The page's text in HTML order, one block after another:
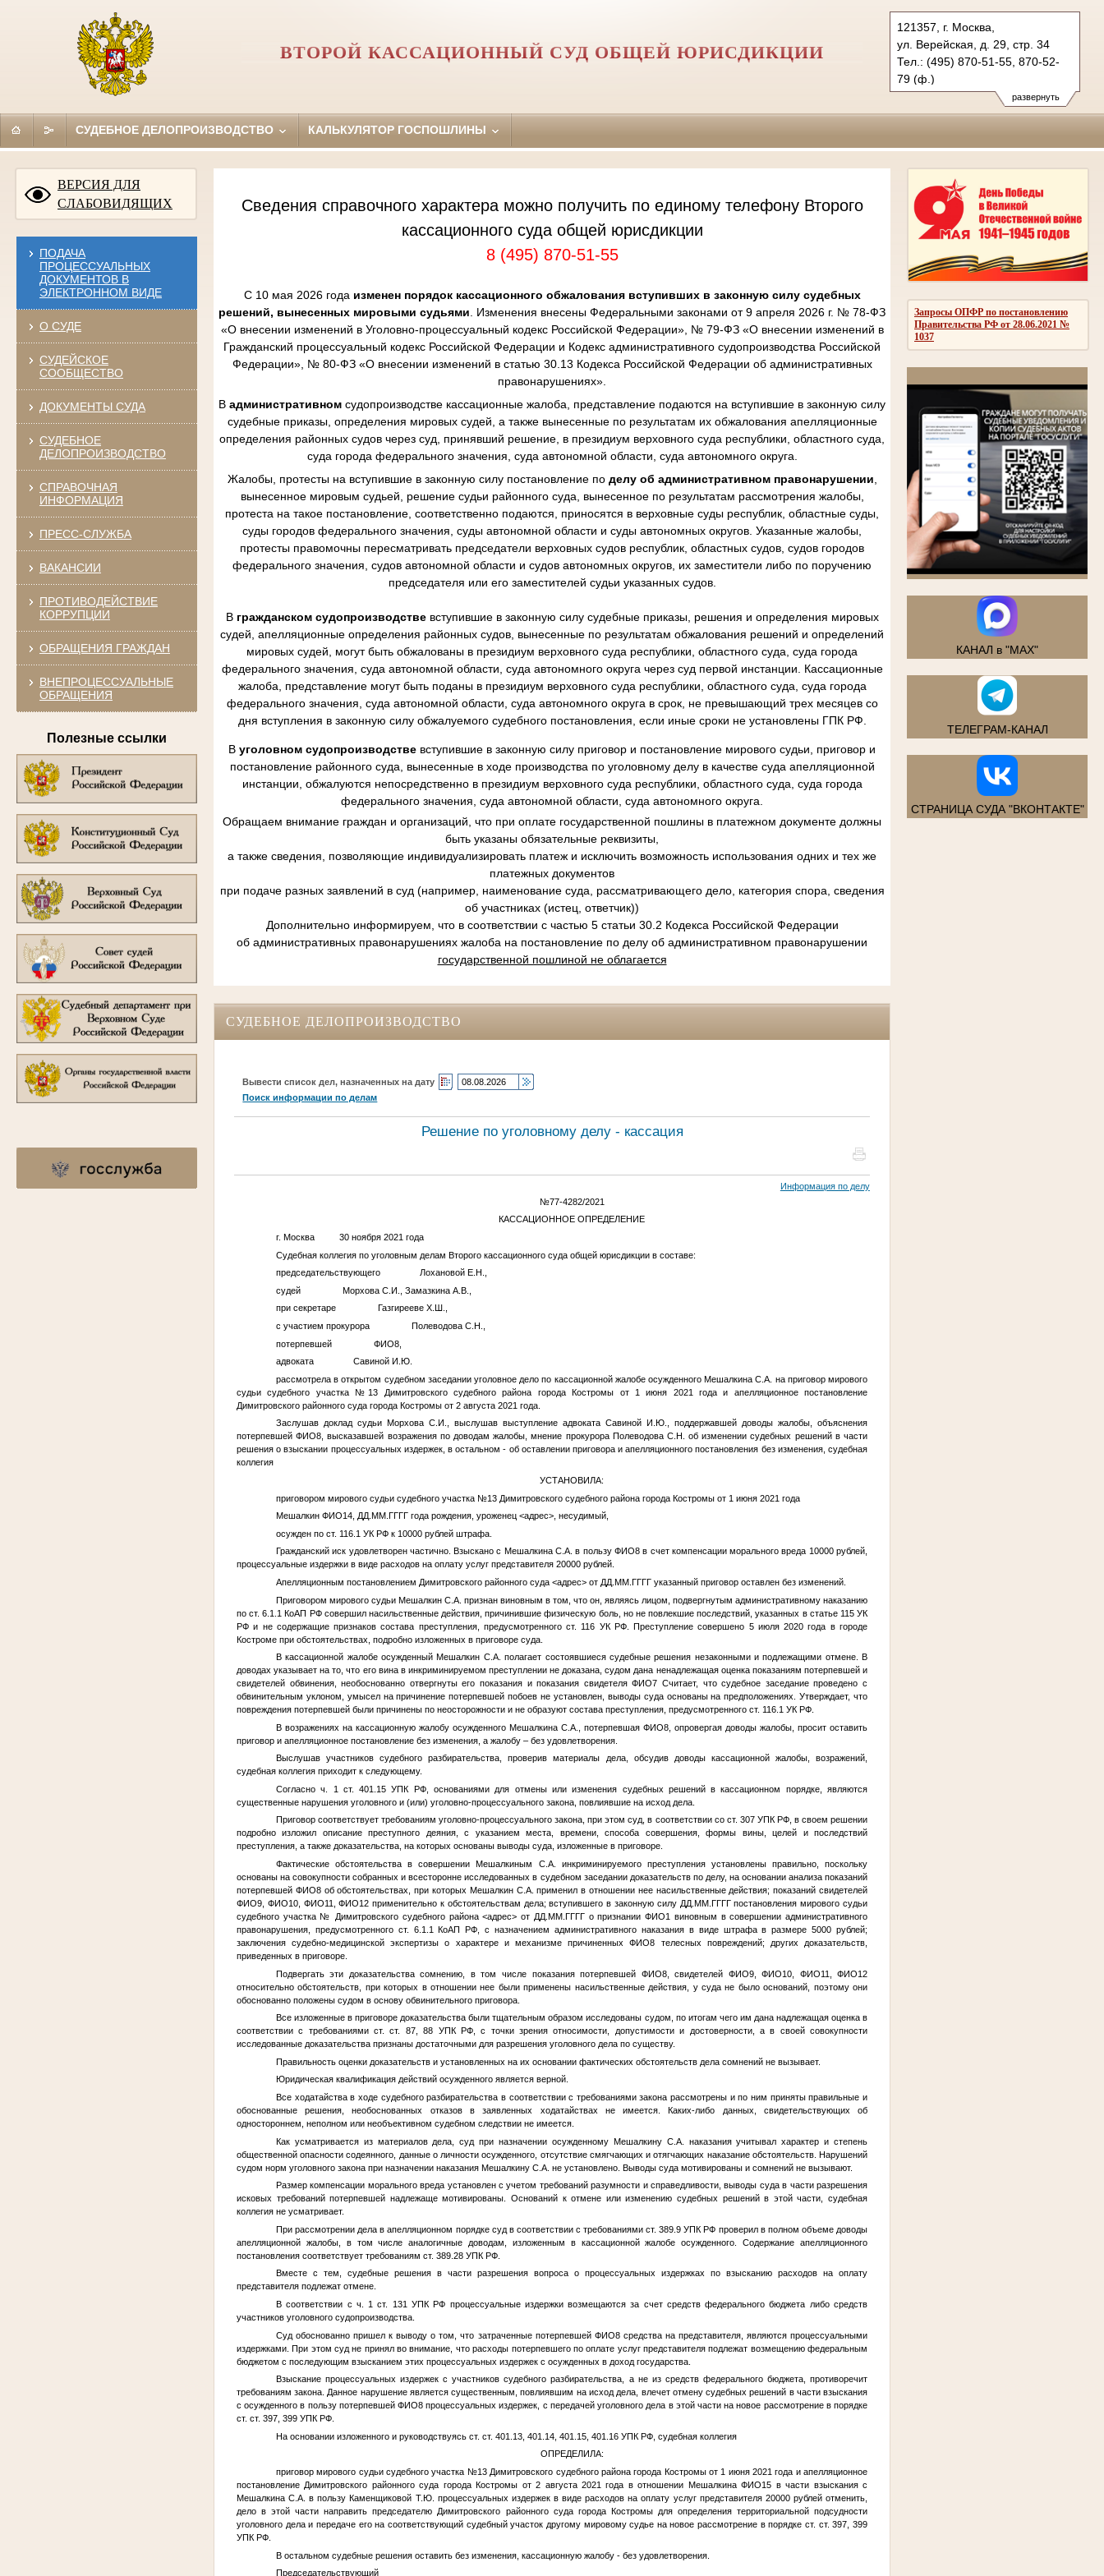
развернуть
121357, г. Москва,
ул. Верейская, д. 29, стр. 34
Тел.: (495) 870-51-55, 870-52-
79 (ф.)
2kas@sudrf.ru
ВТОРОЙ КАССАЦИОННЫЙ СУД ОБЩЕЙ ЮРИСДИКЦИИ
СУДЕБНОЕ ДЕЛОПРОИЗВОДСТВО КАЛЬКУЛЯТОР ГОСПОШЛИНЫ
ВЕРСИЯ ДЛЯ
СЛАБОВИДЯЩИХ
ПОДАЧА
ПРОЦЕССУАЛЬНЫХ
ДОКУМЕНТОВ В
ЭЛЕКТРОННОМ ВИДЕ
О СУДЕ
СУДЕЙСКОЕ
СООБЩЕСТВО
ДОКУМЕНТЫ СУДА
СУДЕБНОЕ
ДЕЛОПРОИЗВОДСТВО
СПРАВОЧНАЯ
ИНФОРМАЦИЯ
ПРЕСС-СЛУЖБА
ВАКАНСИИ
ПРОТИВОДЕЙСТВИЕ
КОРРУПЦИИ
ОБРАЩЕНИЯ ГРАЖДАН
ВНЕПРОЦЕССУАЛЬНЫЕ
ОБРАЩЕНИЯ
Полезные ссылки
Запросы ОПФР по постановлению
Правительства РФ от 28.06.2021 №
1037
КАНАЛ в "MAX"
ТЕЛЕГРАМ-КАНАЛ
СТРАНИЦА СУДА "ВКОНТАКТЕ"
Сведения справочного характера можно получить по единому телефону Второго
кассационного суда общей юрисдикции
8 (495) 870-51-55
С 10 мая 2026 года изменен порядок кассационного обжалования вступивших в законную силу судебных
решений, вынесенных мировыми судьями. Изменения внесены Федеральными законами от 9 апреля 2026 г. № 78-ФЗ
«О внесении изменений в Уголовно-процессуальный кодекс Российской Федерации», № 79-ФЗ «О внесении изменений в
Гражданский процессуальный кодекс Российской Федерации и Кодекс административного судопроизводства Российской
Федерации», № 80-ФЗ «О внесении изменений в статью 30.13 Кодекса Российской Федерации об административных
правонарушениях».
В административном судопроизводстве кассационные жалоба, представление подаются на вступившие в законную силу
судебные приказы, определения мировых судей, а также вынесенные по результатам их обжалования апелляционные
определения районных судов через суд, принявший решение, в президиум верховного суда республики, областного суда,
суда города федерального значения, суда автономной области, суда автономного округа.
Жалобы, протесты на вступившие в законную силу постановление по делу об административном правонарушении,
вынесенное мировым судьей, решение судьи районного суда, вынесенное по результатам рассмотрения жалобы,
протеста на такое постановление, соответственно подаются, приносятся в верховные суды республик, областные суды,
суды городов федерального значения, суды автономной области и суды автономных округов. Указанные жалобы,
протесты правомочны пересматривать председатели верховных судов республик, областных судов, судов городов
федерального значения, судов автономной области и судов автономных округов, их заместители либо по поручению
председателя или его заместителей судьи указанных судов.
В гражданском судопроизводствевступившие в законную силу судебные приказы, решения и определения мировых
судей, апелляционные определения районных судов, вынесенные по результатам обжалования решений и определений
мировых судей, могут быть обжалованы в президиум верховного суда республики, областного суда, суда города
федерального значения, суда автономной области, суда автономного округа через суд первой инстанции. Кассационные
жалоба, представление могут быть поданы в президиум верховного суда республики, областного суда, суда города
федерального значения, суда автономной области, суда автономного округа в срок, не превышающий трех месяцев со
дня вступления в законную силу обжалуемого судебного постановления, если иные сроки не установлены ГПК РФ.
В уголовном судопроизводстве вступившие в законную силу приговор и постановление мирового судьи, приговор и
постановление районного суда, вынесенные в ходе производства по уголовному делу в качестве суда апелляционной
инстанции, обжалуются непосредственно в президиум верховного суда республики, областного суда, суда города
федерального значения, суда автономной области, суда автономного округа.
Обращаем внимание граждан и организаций, что при оплате государственной пошлины в платежном документе должны
быть указаны обязательные реквизиты,
а также сведения, позволяющие индивидуализировать платеж и исключить возможность использования одних и тех же
платежных документов
при подаче разных заявлений в суд (например, наименование суда, рассматривающего дело, категория спора, сведения
об участниках (истец, ответчик))
Дополнительно информируем, что в соответствии с частью 5 статьи 30.2 Кодекса Российской Федерации
об административных правонарушениях жалоба на постановление по делу об административном правонарушении
государственной пошлиной не облагается
СУДЕБНОЕ ДЕЛОПРОИЗВОДСТВО
Вывести список дел, назначенных на дату
Поиск информации по делам
Решение по уголовному делу - кассация
Информация по делу
№77-4282/2021
КАССАЦИОННОЕ ОПРЕДЕЛЕНИЕ
г. Москва 30 ноября 2021 года
Судебная коллегия по уголовным делам Второго кассационного суда общей юрисдикции в составе:
председательствующего Лохановой Е.Н.,
судей Морхова С.И., Замазкина А.В.,
при секретаре Газгирееве Х.Ш.,
с участием прокурора Полеводова С.Н.,
потерпевшей ФИО8,
адвоката Савиной И.Ю.
рассмотрела в открытом судебном заседании уголовное дело по кассационной жалобе осужденного Мешалкина С.А. на приговор мирового
судьи судебного участка №13 Димитровского судебного района города Костромы от 1 июня 2021 года и апелляционное постановление
Димитровского районного суда города Костромы от 2 августа 2021 года.
Заслушав доклад судьи Морхова С.И., выслушав выступление адвоката Савиной И.Ю., поддержавшей доводы жалобы, объяснения
потерпевшейФИО8 , высказавшей возражения по доводам жалобы, мнение прокурора Полеводова С.Н. об изменении судебных решений в части
решения о взыскании процессуальных издержек, в остальном - об оставлении приговора и апелляционного постановления без изменения, судебная
коллегия
УСТАНОВИЛА:
приговором мирового судьи судебного участка №13 Димитровского судебного района города Костромы от 1 июня 2021 года
Мешалкин ФИО14, ДД.ММ.ГГГГгода рождения, уроженец <адрес>, несудимый,
осужден по ст. 116.1 УК РФ к 10000 рублей штрафа.
Гражданский иск удовлетворен частично. Взыскано с Мешалкина С.А. в пользу ФИО8в счет компенсации морального вреда 10000 рублей,
процессуальные издержки в виде расходов на оплату услуг представителя 20000 рублей.
Апелляционным постановлением Димитровского районного суда <адрес>от ДД.ММ.ГГГГуказанный приговор оставлен без изменений.
Приговором мирового судьи Мешалкин С.А. признан виновным в том, что он, являясь лицом, подвергнутым административному наказанию
по ст. 6.1.1 КоАП РФ совершил насильственные действия, причинившие физическую боль, но не повлекшие последствий, указанных в статье 115 УК
РФ и не содержащие признаков состава преступления, предусмотренного ст. 116 УК РФ. Преступление совершено 5 июля 2020 года в городе
Костроме при обстоятельствах, подробно изложенных в приговоре суда.
В кассационной жалобе осужденный Мешалкин С.А. полагает состоявшиеся судебные решения незаконными и подлежащими отмене. В
доводах указывает на то, что его вина в инкриминируемом преступлении не доказана, судом дана ненадлежащая оценка показаниям потерпевшей и
свидетелей обвинения, необоснованно отвергнуты его показания и показания свидетеляФИО7 Считает, что судебное заседание проведено с
обвинительным уклоном, умысел на причинение потерпевшей побоев не установлен, выводы суда основаны на предположениях. Утверждает, что
повреждения потерпевшей были причинены по неосторожности и не образуют состава преступления, предусмотренного ст. 116.1 УК РФ.
В возражениях на кассационную жалобу осужденного Мешалкина С.А., потерпевшаяФИО8 , опровергая доводы жалобы, просит оставить
приговор и апелляционное постановление без изменения, а жалобу – без удовлетворения.
Выслушав участников судебного разбирательства, проверив материалы дела, обсудив доводы кассационной жалобы, возражений,
судебная коллегия приходит к следующему.
Согласно ч. 1 ст. 401.15 УПК РФ, основаниями для отмены или изменения судебных решений в кассационном порядке, являются
существенные нарушения уголовного и (или) уголовно-процессуального закона, повлиявшие на исход дела.
Приговор соответствует требованиям уголовно-процессуального закона, при этом суд, в соответствии со ст. 307 УПК РФ, в своем решении
подробно изложил описание преступного деяния, с указанием места, времени, способа совершения, формы вины, целей и последствий
преступления, а также доказательства, на которых основаны выводы суда, изложенные в приговоре.
Фактические обстоятельства в совершении Мешалкиным С.А. инкриминируемого преступления установлены правильно, поскольку
основаны на совокупности собранных и всесторонне исследованных в судебном заседании доказательств по делу, на основании анализа показаний
потерпевшей ФИО8об обстоятельствах, при которых Мешалкин С.А. применил в отношении нее насильственные действия; показаний свидетелей
ФИО9, ФИО10, ФИО11 ,ФИО12 применительно к обстоятельствам дела; вступившего в законную силу ДД.ММ.ГГГГпостановления мирового судьи
судебного участка № Димитровского судебного района<адрес> от ДД.ММ.ГГГГо признанииФИО1 виновным в совершении административного
правонарушения, предусмотренного ст. 6.1.1 КоАП РФ, с назначением административного наказания в виде штрафа в размере 5000 рублей;
заключения судебно-медицинской экспертизы о характере и механизме причиненныхФИО8 телесных повреждений; других доказательств,
приведенных в приговоре.
Подвергать эти доказательства сомнению, в том числе показания потерпевшей ФИО8, свидетелей ФИО9,ФИО10 ФИО11 ,ФИО12
относительно обстоятельств, при которых в отношении нее были применены насильственные действия, у суда не было оснований, поэтому они
обоснованно положены судом в основу обвинительного приговора.
Все изложенные в приговоре доказательства были тщательным образом исследованы судом, по итогам чего им дана надлежащая оценка в
соответствии с требованиями ст. ст. 87, 88 УПК РФ, с точки зрения относимости, допустимости и достоверности, а в своей совокупности
исследованные доказательства признаны достаточными для разрешения уголовного дела по существу.
Правильность оценки доказательств и установленных на их основании фактических обстоятельств дела сомнений не вызывает.
Юридическая квалификация действий осужденного является верной.
Все ходатайства в ходе судебного разбирательства в соответствии с требованиями закона рассмотрены и по ним приняты правильные и
обоснованные решения, необоснованных отказов в заявленных ходатайствах не имеется. Каких-либо данных, свидетельствующих об
одностороннем, неполном или необъективном судебном следствии не имеется.
Как усматривается из материалов дела, суд при назначении осужденному Мешалкину С.А. наказания учитывал характер и степень
общественной опасности содеянного, данные о личности осужденного, отсутствие смягчающих и отягчающих наказание обстоятельств. Нарушений
судом норм уголовного закона при назначении наказания Мешалкину С.А. не установлено. Выводы суда мотивированы и сомнений не вызывают.
Размер компенсации морального вреда установлен с учетом требований разумности и справедливости, выводы суда в части разрешения
исковых требований потерпевшей надлежаще мотивированы. Оснований к отмене или изменению судебных решений в этой части, судебная
коллегия не усматривает.
При рассмотрении дела в апелляционном порядке суд в соответствии с требованиями ст. 389.9 УПК РФ проверил в полном объеме доводы
апелляционной жалобы, в том числе аналогичные доводам, изложенным в кассационной жалобе осужденного. Содержание апелляционного
постановления соответствует требованиям ст. 389.28 УПК РФ.
Вместе с тем, судебные решения в части разрешения вопроса о процессуальных издержках по взысканию расходов на оплату
представителя подлежат отмене.
В соответствии с ч. 1 ст. 131 УПК РФ процессуальные издержки возмещаются за счет средств федерального бюджета либо средств
участников уголовного судопроизводства.
Суд обоснованно пришел к выводу о том, что затраченные потерпевшей ФИО8средства на представителя, являются процессуальными
издержками. При этом суд не принял во внимание, что расходы потерпевшего по оплате услуг представителя подлежат возмещению федеральным
бюджетом с последующим взысканием этих процессуальных издержек с осужденных в доход государства.
Взыскание процессуальных издержек с участников судебного разбирательства, а не из средств федерального бюджета, противоречит
требованиям закона. Данное нарушение является существенным, повлиявшим на исход дела, влечет отмену судебных решений в части взыскания
с осужденного в пользу потерпевшейФИО8 процессуальных издержек, с передачей уголовного дела в этой части на новое рассмотрение в порядке
ст. ст. 397, 399 УПК РФ.
На основании изложенного и руководствуясь ст. ст. 401.13, 401.14, 401.15, 401.16 УПК РФ, судебная коллегия
ОПРЕДЕЛИЛА:
приговор мирового судьи судебного участка №13 Димитровского судебного района города Костромы от 1 июня 2021 года и апелляционное
постановление Димитровского районного суда города Костромы от 2 августа 2021 года в отношении МешалкинаФИО15 в части взыскания с
Мешалкина С.А. в пользу Каменщиковой Т.Ю. процессуальных издержек в виде расходов на оплату услуг представителя 20000 рублей отменить,
дело в этой части направить председателю Димитровского районного суда города Костромы для определения территориальной подсудности
уголовного дела и передаче его на соответствующий судебный участок другому мировому судье на новое рассмотрение в порядке ст. ст. 397, 399
УПК РФ.
В остальном судебные решения оставить без изменения, кассационную жалобу - без удовлетворения.
Председательствующий